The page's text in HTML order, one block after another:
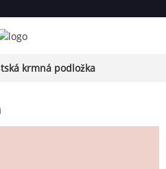
krmná podložka